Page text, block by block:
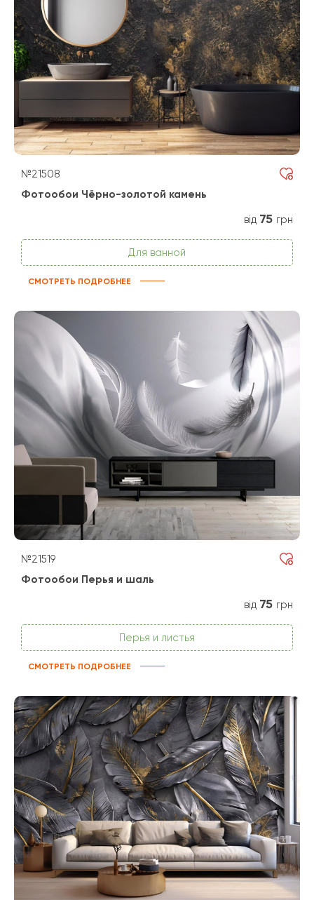
№21508
Фотообои Чёрно-золотой камень
від 75 грн
Для ванной
СМОТРЕТЬ ПОДРОБНЕЕ
№21519
Фотообои Перья и шаль
від 75 грн
Перья и листья
СМОТРЕТЬ ПОДРОБНЕЕ